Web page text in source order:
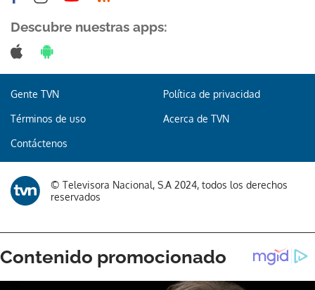
Descubre nuestras apps:
Gente TVN Política de privacidad
Términos de uso Acerca de TVN
Contáctenos
© Televisora Nacional, S.A 2024, todos los derechos
reservados